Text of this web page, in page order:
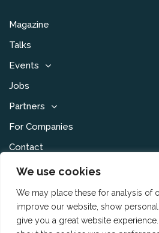
We use cookies
We may place these for analysis of
improve our website, show
give you a great website
Magazine
Talks
Events
Jobs
Partners
For Companies
Contact
Disclaimer & Voorwaarden
Privacy Statement